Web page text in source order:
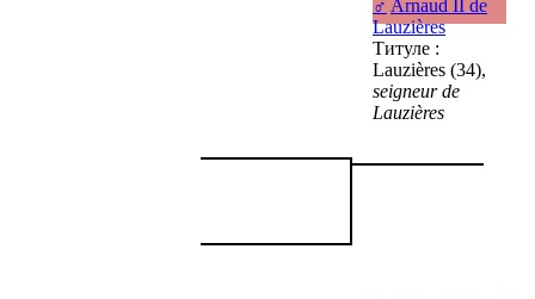
♂ Arnaud II de
Lauzières
Титуле :
Lauzières (34),
seigneur de
Lauzières